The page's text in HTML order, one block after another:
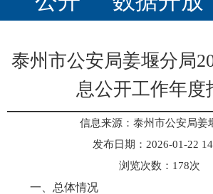
泰州市公安局姜堰分局
息公开工作年度
信息来源：泰州市公安局姜
发布日期：2026-01-22
浏览次数： 178次
一、总体情况